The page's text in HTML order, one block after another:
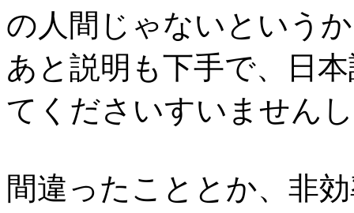
の人間じゃないという
あと説明も下手で、日
てくださいすいません
間違ったこととか、非